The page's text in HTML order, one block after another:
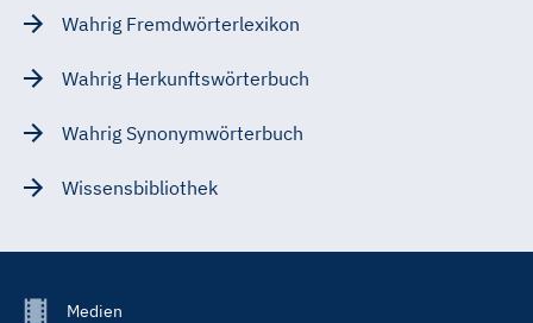
Wahrig Fremdwörterlexikon
Wahrig Herkunftswörterbuch
Wahrig Synonymwörterbuch
Wissensbibliothek
FooterMedien